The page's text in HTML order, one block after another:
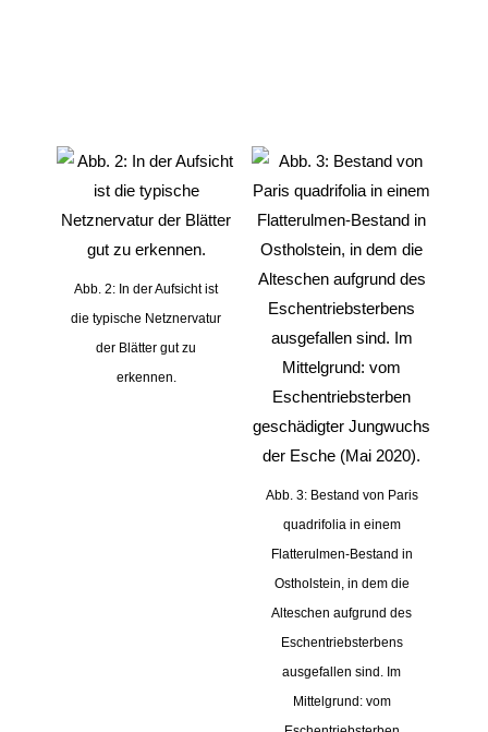
Abb. 2: In der Aufsicht ist
die typische Netznervatur
der Blätter gut zu
erkennen.
Abb. 3: Bestand von Paris
quadrifolia in einem
Flatterulmen-Bestand in
Ostholstein, in dem die
Alteschen aufgrund des
Eschentriebsterbens
ausgefallen sind. Im
Mittelgrund: vom